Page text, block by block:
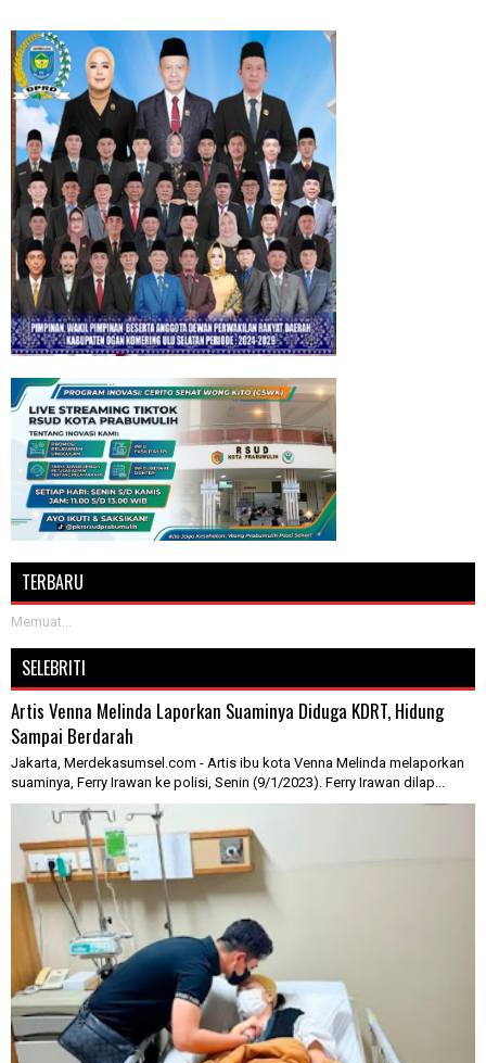
TERBARU
Memuat...
SELEBRITI
Artis Venna Melinda Laporkan Suaminya Diduga KDRT, Hidung
Sampai Berdarah
Jakarta, Merdekasumsel.com - Artis ibu kota Venna Melinda melaporkan
suaminya, Ferry Irawan ke polisi, Senin (9/1/2023). Ferry Irawan dilap...